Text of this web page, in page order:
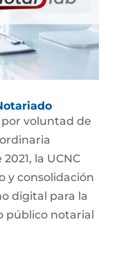
voluntad de
la UCNC
y consolidación
digital para la
público notarial